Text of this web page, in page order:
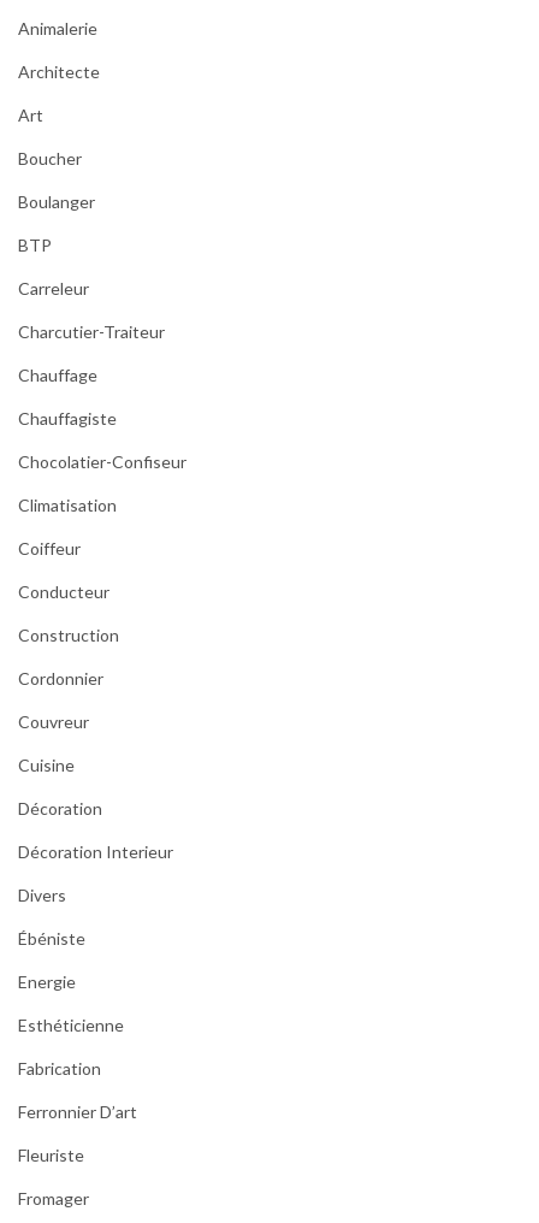
Animalerie
Architecte
Art
Boucher
Boulanger
BTP
Carreleur
Charcutier-Traiteur
Chauffage
Chauffagiste
Chocolatier-Confiseur
Climatisation
Coiffeur
Conducteur
Construction
Cordonnier
Couvreur
Cuisine
Décoration
Décoration Interieur
Divers
Ébéniste
Energie
Esthéticienne
Fabrication
Ferronnier D’art
Fleuriste
Fromager